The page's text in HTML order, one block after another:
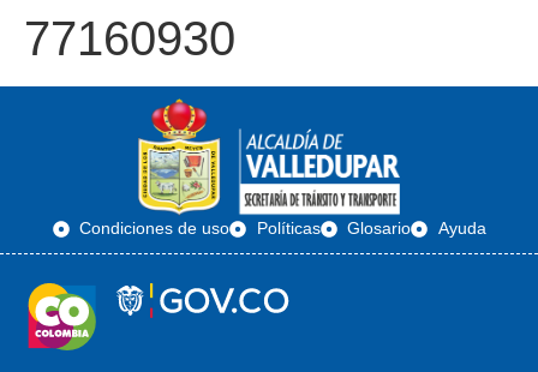
77160930
Condiciones de uso Políticas Glosario Ayuda